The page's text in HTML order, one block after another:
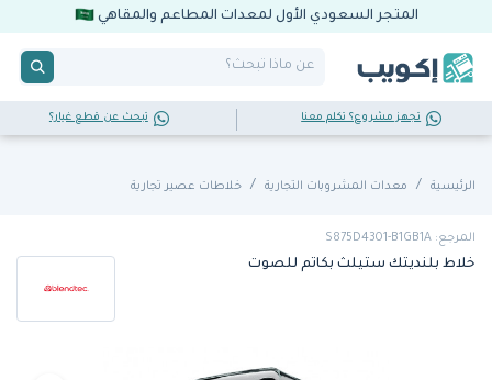
المتجر السعودي الأول لمعدات المطاعم والمقاهي
تجهز مشروع؟ تكلم معنا تبحث عن قطع غيار؟
الرئيسية معدات المشروبات التجارية خلاطات عصير تجارية
المرجع: S875D4301-B1GB1A
خلاط بلنديتك ستيلث بكاتم للصوت